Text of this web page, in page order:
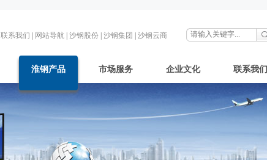
联系我们 网站导航 沙钢股份 沙钢集团 沙钢云商
淮钢产品 市场服务 企业文化 联系我们